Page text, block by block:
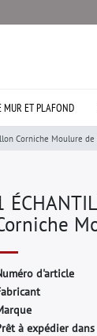
MUR ET PLAFOND
Corniche Moulure
uméro d'article
abricant
arque
à expédier